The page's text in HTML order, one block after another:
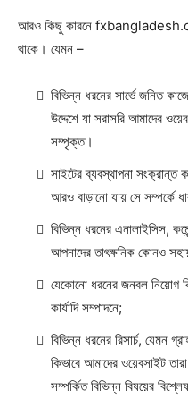
আরও কিছু কারনে
থাকে। যেমন –
বিভিন্ন ধরনের সার্ভে জনিত
উদ্দেশে যা সরাসরি আমাদের
সম্পৃক্ত।
সাইটের ব্যবস্থাপনা সংক্রান্ত
আরও বাড়ানো যায় সে সম্পর্কে
বিভিন্ন ধরনের এনালাইসিস,
আপনাদের তাৎক্ষনিক কোনও
যেকোনো ধরনের জনবল নিয়োগ
কার্যাদি সম্পাদনে;
বিভিন্ন ধরনের রিসার্চ, যেমন
কিভাবে আমাদের ওয়েবসাইট
সম্পর্কিত বিভিন্ন বিষয়ের